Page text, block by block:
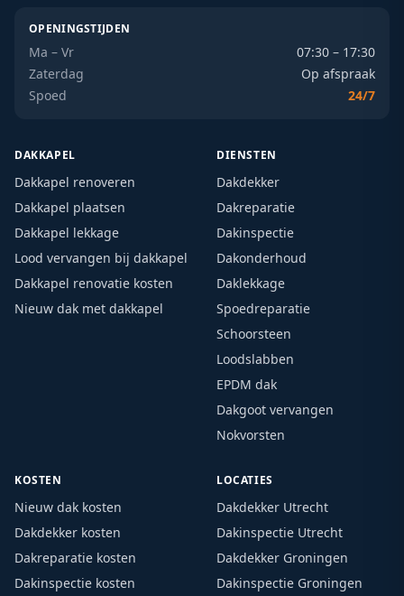
OPENINGSTIJDEN
Ma – Vr
07:30 – 17:30
Zaterdag
Op afspraak
Spoed
24/7
DAKKAPEL
Dakkapel renoveren
Dakkapel plaatsen
Dakkapel lekkage
Lood vervangen bij dakkapel
Dakkapel renovatie kosten
Nieuw dak met dakkapel
DIENSTEN
Dakdekker
Dakreparatie
Dakinspectie
Dakonderhoud
Daklekkage
Spoedreparatie
Schoorsteen
Loodslabben
EPDM dak
Dakgoot vervangen
Nokvorsten
KOSTEN
Nieuw dak kosten
Dakdekker kosten
Dakreparatie kosten
Dakinspectie kosten
LOCATIES
Dakdekker Utrecht
Dakinspectie Utrecht
Dakdekker Groningen
Dakinspectie Groningen